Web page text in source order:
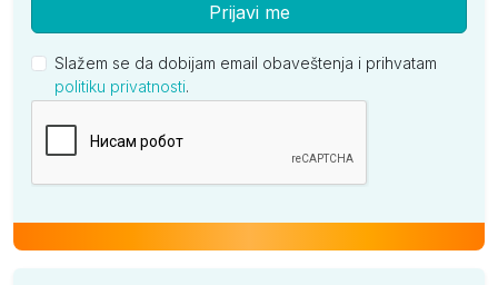
Prijavi me
Slažem se da dobijam email obaveštenja i prihvatam
politiku privatnosti.